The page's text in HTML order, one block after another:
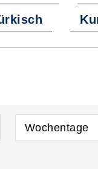
Wochentage